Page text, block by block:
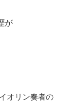
が
オリン奏者の